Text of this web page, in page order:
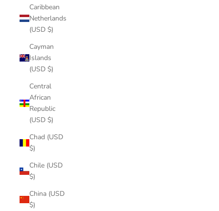
Caribbean
Netherlands
(USD $)
Cayman
Islands
(USD $)
Central
African
Republic
(USD $)
Chad (USD
$)
Chile (USD
$)
China (USD
$)